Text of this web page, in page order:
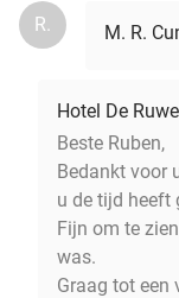
R. M. R.
Hotel De
Beste Ruben,
Bedankt voor
u de tijd heeft
Fijn om te
was.
Graag tot een